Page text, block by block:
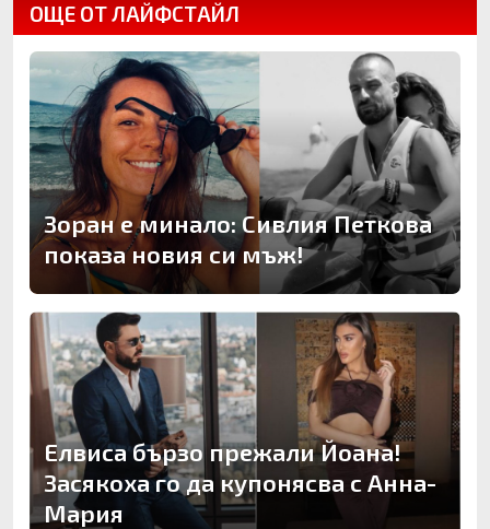
ОЩЕ ОТ ЛАЙФСТАЙЛ
Зоран е минало: Сивлия Петкова
показа новия си мъж!
Елвиса бързо прежали Йоана!
Засякоха го да купонясва с Анна-
Мария